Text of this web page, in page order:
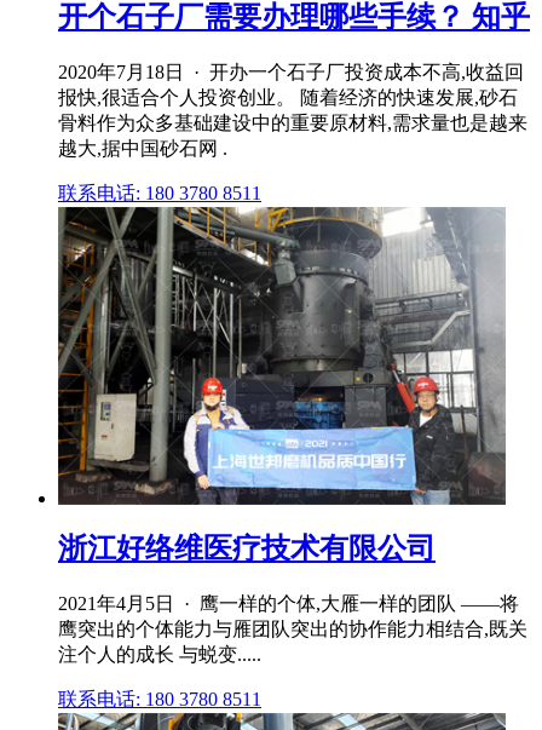
开个石子厂需要办理哪些手续？ 知乎
2020年7月18日 · 开办一个石子厂投资成本不高,收益回
报快,很适合个人投资创业。 随着经济的快速发展,砂石
骨料作为众多基础建设中的重要原材料,需求量也是越来
越大,据中国砂石网 .
联系电话: 180 3780 8511
浙江好络维医疗技术有限公司
2021年4月5日 · 鹰一样的个体,大雁一样的团队 ——将
鹰突出的个体能力与雁团队突出的协作能力相结合,既关
注个人的成长 与蜕变.....
联系电话: 180 3780 8511